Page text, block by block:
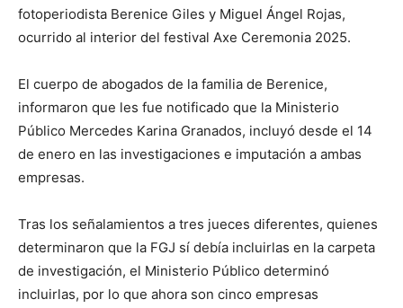
fotoperiodista Berenice Giles y Miguel Ángel Rojas,
ocurrido al interior del festival Axe Ceremonia 2025.
El cuerpo de abogados de la familia de Berenice,
informaron que les fue notificado que la Ministerio
Público Mercedes Karina Granados, incluyó desde el 14
de enero en las investigaciones e imputación a ambas
empresas.
Tras los señalamientos a tres jueces diferentes, quienes
determinaron que la FGJ sí debía incluirlas en la carpeta
de investigación, el Ministerio Público determinó
incluirlas, por lo que ahora son cinco empresas